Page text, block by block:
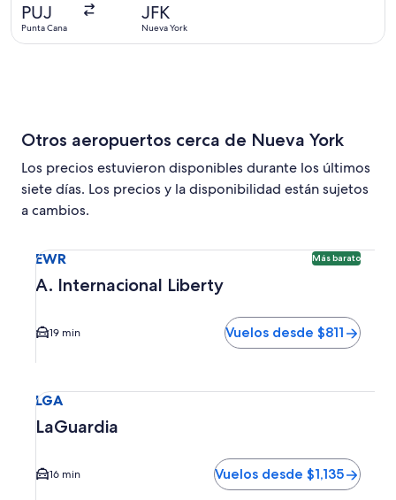
PUJ
Punta Cana
JFK
Nueva York
Otros aeropuertos cerca de Nueva York
Los precios estuvieron disponibles durante los últimos
siete días. Los precios y la disponibilidad están sujetos
a cambios.
EWR Más barato
A. Internacional Liberty
19 min Vuelos desde $811
LGA
LaGuardia
16 min Vuelos desde $1,135